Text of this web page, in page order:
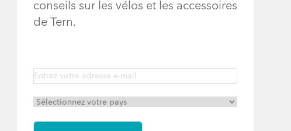
conseils sur les vélos et les accessoires
de Tern.